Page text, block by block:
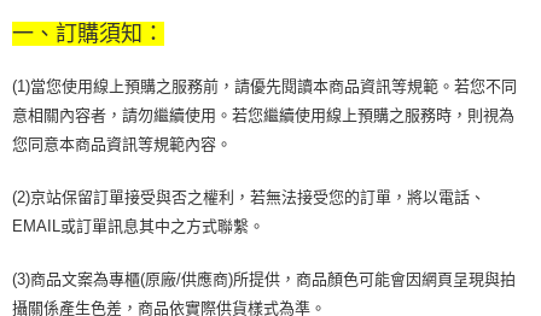
流程，驗證手機門號後，選擇欲分期的期數、繳款截止日，確認付款後即完
成交易。
4.訂單成立30分鐘內，如未前往確認交易或遇審核未通過，訂單將自動取
消。如遇「轉專審核」未通過狀況，表示未達大哥付你分期系統評分，恕無
法說明評估內容。
【繳款方式說明】
醒簡訊。
2.透過簡訊連結打開帳單後，可選擇「超商條碼／台灣大直營門市／銀行轉
【注意事項】
1.本服務係由「台灣大哥大股份有限公司」（以下簡稱本公司）所提供，讓
【關於「AFTEE先享後付」】
便利好安心！
２．便利：只要手機號碼，簡訊認證，即可結帳。
３．安心：先確認商品／服務後，再付款。
【「AFTEE先享後付」結帳流程】
１．於結帳方式選擇「AFTEE先享後付」後，將跳轉至「AFTEE先享後付」
結帳頁面，進行簡訊認證並確認金額後，即可完成結帳。
３．收到繳費通知簡訊後14天內，點擊此簡訊中的連結，可透過四大超商／
ATM／網路銀行／等多元方式進行付款，方視為交易完成。
運送方式
付款後全家取貨
每筆NT$70，滿NT$899(含以上)免運費
付款後7-11取貨
宅配
一、訂購須知：
(1)當您使用線上預購之服務前，請優先閱讀本商品資訊等規範。若您不同
意相關內容者，請勿繼續使用。若您繼續使用線上預購之服務時，則視為
您同意本商品資訊等規範內容。
(2)京站保留訂單接受與否之權利，若無法接受您的訂單，將以電話、
EMAIL或訂單訊息其中之方式聯繫。
(3)商品文案為專櫃(原廠/供應商)所提供，商品顏色可能會因網頁呈現與拍
攝關係產生色差，商品依實際供貨樣式為準。